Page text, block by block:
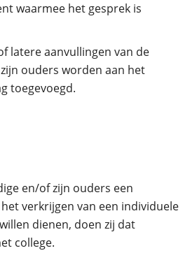
waarmee het gesprek is
latere aanvullingen van de
ouders worden aan het
toegevoegd.
en/of zijn ouders een
verkrijgen van een individuele
dienen, doen zij dat
college.